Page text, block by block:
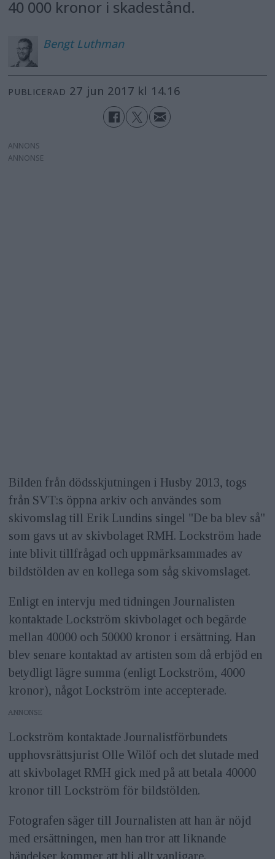
40 000 kronor i skadestånd.
Bengt Luthman
PUBLICERAD 27 jun 2017 kl 14.16
ANNONS
Bilden från dödsskjutningen i Husby 2013, togs
från SVT:s öppna arkiv och användes som
skivomslag till Erik Lundins singel "De ba blev så"
som gavs ut av skivbolaget RMH. Lockström hade
inte blivit tillfrågad och uppmärksammades av
bildstölden av en kollega som såg skivomslaget.
Enligt en intervju med tidningen Journalisten
kontaktade Lockström skivbolaget och begärde
mellan 40000 och 50000 kronor i ersättning. Han
blev senare kontaktad av artisten som då erbjöd en
betydligt lägre summa (enligt Lockström, 4000
kronor), något Lockström inte accepterade.
ANNONS
Lockström kontaktade Journalistförbundets
upphovsrättsjurist Olle Wilöf och det slutade med
att skivbolaget RMH gick med på att betala 40000
kronor till Lockström för bildstölden.
Fotografen säger till Journalisten att han är nöjd
med ersättningen, men han tror att liknande
händelser kommer att bli allt vanligare.